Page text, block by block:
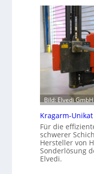
r
u
m
G
r
i
f
e
n
k
o
m
p
Bild: Elvedi GmbH
Kragarm-
Für die
schwerer
Hersteller von
Sonderlösung
Elvedi.